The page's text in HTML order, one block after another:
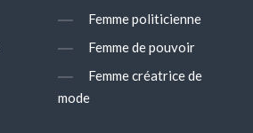
Femme politicienne
Femme de pouvoir
Femme créatrice de
mode